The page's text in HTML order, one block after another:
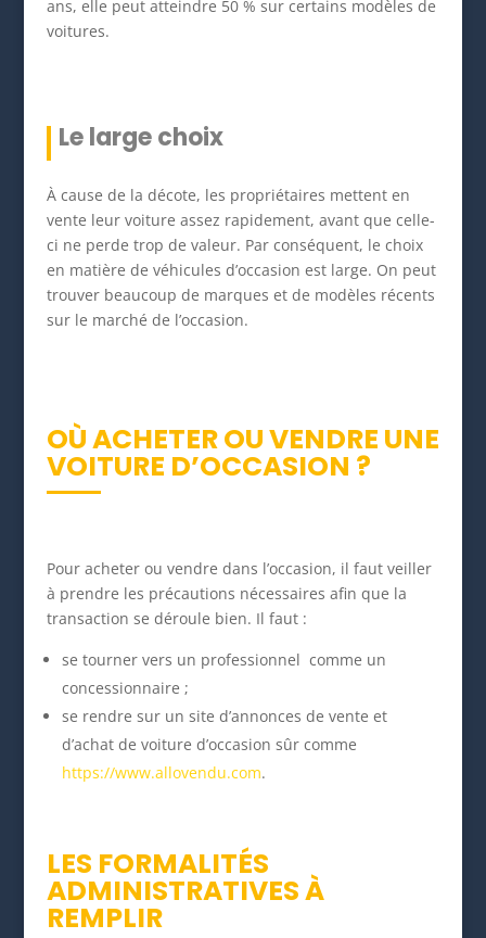
ans, elle peut atteindre 50 % sur certains modèles de
voitures.
Le large choix
À cause de la décote, les propriétaires mettent en
vente leur voiture assez rapidement, avant que celle-
ci ne perde trop de valeur. Par conséquent, le choix
en matière de véhicules d’occasion est large. On peut
trouver beaucoup de marques et de modèles récents
sur le marché de l’occasion.
OÙ ACHETER OU VENDRE UNE
VOITURE D’OCCASION ?
Pour acheter ou vendre dans l’occasion, il faut veiller
à prendre les précautions nécessaires afin que la
transaction se déroule bien. Il faut :
se tourner vers un professionnel comme un
concessionnaire ;
se rendre sur un site d’annonces de vente et
d’achat de voiture d’occasion sûr comme
https://www.allovendu.com.
LES FORMALITÉS
ADMINISTRATIVES À
REMPLIR